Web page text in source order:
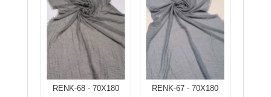
RENK-68 - 70X180 RENK-67 - 70X180